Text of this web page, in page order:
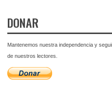
DONAR
Mantenemos nuestra independencia y
de nuestros lectores.